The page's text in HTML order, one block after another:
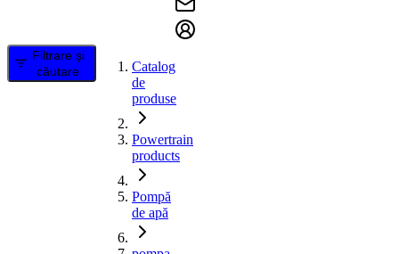
Filtrare și
căutare
Catalog
de
produse
Powertrain
products
Pompă
de apă